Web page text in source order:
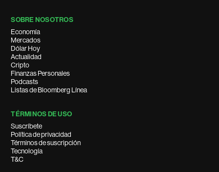
SOBRE NOSOTROS
Economía
Mercados
Dólar Hoy
Actualidad
Cripto
Finanzas Personales
Podcasts
Listas de Bloomberg Línea
TÉRMINOS DE USO
Suscríbete
Política de privacidad
Términos de suscripción
Tecnología
T&C